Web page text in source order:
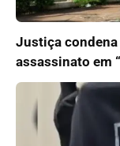
Justiça
assassinato em